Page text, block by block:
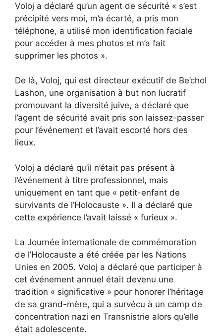
Voloj a déclaré qu’un agent de sécurité « s’est
précipité vers moi, m’a écarté, a pris mon
téléphone, a utilisé mon identification faciale
pour accéder à mes photos et m’a fait
supprimer les photos ».
De là, Voloj, qui est directeur exécutif de Be’chol
Lashon, une organisation à but non lucratif
promouvant la diversité juive, a déclaré que
l’agent de sécurité avait pris son laissez-passer
pour l’événement et l’avait escorté hors des
lieux.
Voloj a déclaré qu’il n’était pas présent à
l’événement à titre professionnel, mais
uniquement en tant que « petit-enfant de
survivants de l’Holocauste ». Il a déclaré que
cette expérience l’avait laissé « furieux ».
La Journée internationale de commémoration
de l’Holocauste a été créée par les Nations
Unies en 2005. Voloj a déclaré que participer à
cet événement annuel était devenu une
tradition « significative » pour honorer l’héritage
de sa grand-mère, qui a survécu à un camp de
concentration nazi en Transnistrie alors qu’elle
était adolescente.